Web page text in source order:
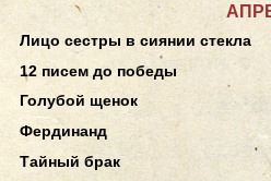
Лицо сестры в сиянии стекла
12 писем до победы
Голубой щенок
Фердинанд
Тайный брак